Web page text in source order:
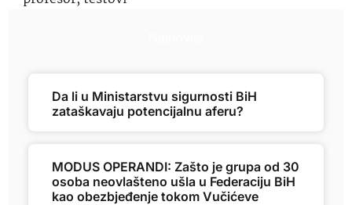
Da li u Ministarstvu sigurnosti BiH
zataškavaju potencijalnu aferu?
MODUS OPERANDI: Zašto je grupa od 30
osoba neovlašteno ušla u Federaciju BiH
kao obezbjeđenje tokom Vučićeve